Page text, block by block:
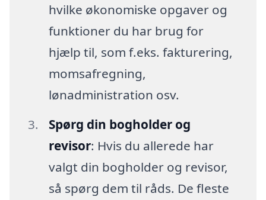
hvilke økonomiske opgaver og
funktioner du har brug for
hjælp til, som f.eks. fakturering,
momsafregning,
lønadministration osv.
Spørg din bogholder og
revisor: Hvis du allerede har
valgt din bogholder og revisor,
så spørg dem til råds. De fleste